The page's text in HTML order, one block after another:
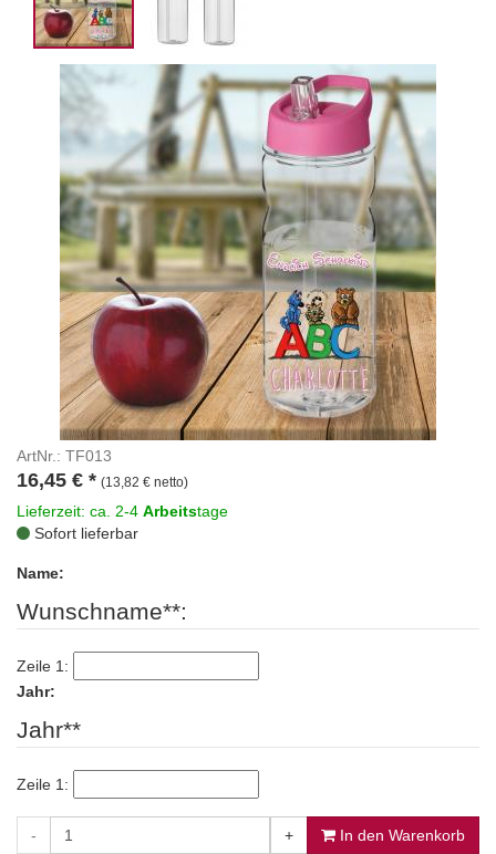
ArtNr.: TF013
16,45 € * (13,82 € netto)
Lieferzeit: ca. 2-4 Arbeitstage
Sofort lieferbar
Name:
Wunschname**:
Zeile 1:
Jahr:
Jahr**
Zeile 1:
- + In den Warenkorb